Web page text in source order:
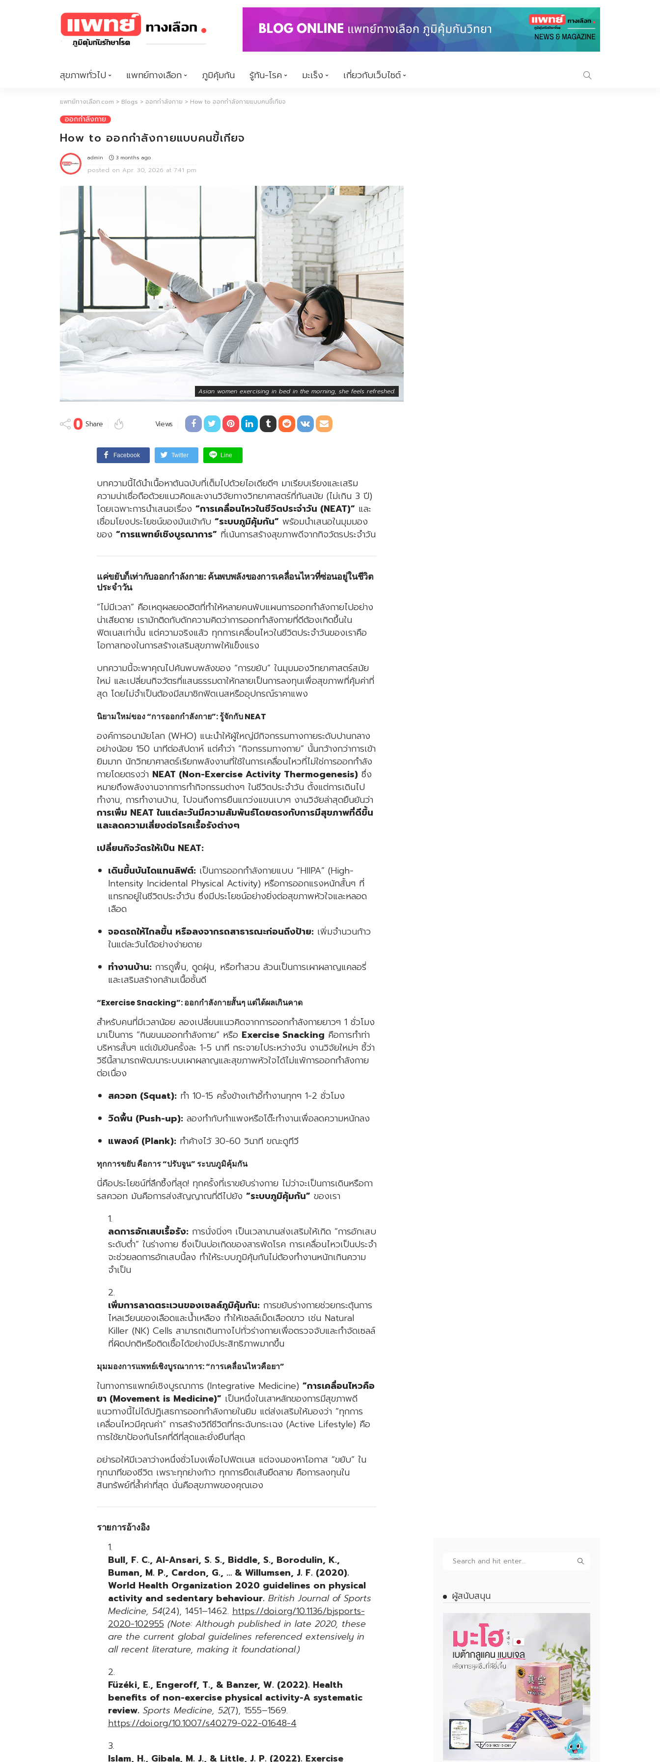
สุขภาพทั่วไป แพทย์ทางเลือก ภูมิคุ้มกัน รู้ทัน-โรค มะเร็ง เกี่ยวกับเว็บไซต์
แพทย์ทางเลือก.com > Blogs > ออกกำลังกาย > How to ออกกำลังกายแบบคนขี้เกียจ
ออกกำลังกาย
How to ออกกำลังกายแบบคนขี้เกียจ
admin 3 months ago
posted on Apr. 30, 2026 at 7:41 pm
Asian women exercising in bed in the morning, she feels refreshed.
0 Share Views
Facebook Twitter Line
บทความนี้ได้นำเนื้อหาต้นฉบับที่เต็มไปด้วยไอเดียดีๆ มาเรียบเรียงและเสริม
ความน่าเชื่อถือด้วยแนวคิดและงานวิจัยทางวิทยาศาสตร์ที่ทันสมัย (ไม่เกิน 3 ปี)
โดยเฉพาะการนำเสนอเรื่อง “การเคลื่อนไหวในชีวิตประจำวัน (NEAT)” และ
เชื่อมโยงประโยชน์ของมันเข้ากับ “ระบบภูมิคุ้มกัน” พร้อมนำเสนอในมุมมอง
ของ “การแพทย์เชิงบูรณาการ” ที่เน้นการสร้างสุขภาพดีจากกิจวัตรประจำวัน
แค่ขยับก็เท่ากับออกกำลังกาย: ค้นพบพลังของการเคลื่อนไหวที่ซ่อนอยู่ในชีวิต
ประจำวัน
“ไม่มีเวลา” คือเหตุผลยอดฮิตที่ทำให้หลายคนพับแผนการออกกำลังกายไปอย่าง
น่าเสียดาย เรามักติดกับดักความคิดว่าการออกกำลังกายที่ดีต้องเกิดขึ้นใน
ฟิตเนสเท่านั้น แต่ความจริงแล้ว ทุกการเคลื่อนไหวในชีวิตประจำวันของเราคือ
โอกาสทองในการสร้างเสริมสุขภาพให้แข็งแรง
บทความนี้จะพาคุณไปค้นพบพลังของ “การขยับ” ในมุมมองวิทยาศาสตร์สมัย
ใหม่ และเปลี่ยนกิจวัตรที่แสนธรรมดาให้กลายเป็นการลงทุนเพื่อสุขภาพที่คุ้มค่าที่
สุด โดยไม่จำเป็นต้องมีสมาชิกฟิตเนสหรืออุปกรณ์ราคาแพง
นิยามใหม่ของ “การออกกำลังกาย”: รู้จักกับ NEAT
องค์การอนามัยโลก (WHO) แนะนำให้ผู้ใหญ่มีกิจกรรมทางกายระดับปานกลาง
อย่างน้อย 150 นาทีต่อสัปดาห์ แต่คำว่า “กิจกรรมทางกาย” นั้นกว้างกว่าการเข้า
ยิมมาก นักวิทยาศาสตร์เรียกพลังงานที่ใช้ในการเคลื่อนไหวที่ไม่ใช่การออกกำลัง
กายโดยตรงว่า NEAT (Non-Exercise Activity Thermogenesis) ซึ่ง
หมายถึงพลังงานจากการทำกิจกรรมต่างๆ ในชีวิตประจำวัน ตั้งแต่การเดินไป
ทำงาน, การทำงานบ้าน, ไปจนถึงการยืนแกว่งแขนเบาๆ งานวิจัยล่าสุดยืนยันว่า
การเพิ่ม NEAT ในแต่ละวันมีความสัมพันธ์โดยตรงกับการมีสุขภาพที่ดีขึ้น
และลดความเสี่ยงต่อโรคเรื้อรังต่างๆ
เปลี่ยนกิจวัตรให้เป็น NEAT:
เดินขึ้นบันไดแทนลิฟต์:เป็นการออกกำลังกายแบบ “HIIPA” (High-
Intensity Incidental Physical Activity) หรือการออกแรงหนักสั้นๆ ที่
แทรกอยู่ในชีวิตประจำวัน ซึ่งมีประโยชน์อย่างยิ่งต่อสุขภาพหัวใจและหลอด
เลือด
จอดรถให้ไกลขึ้น หรือลงจากรถสาธารณะก่อนถึงป้าย:เพิ่มจำนวนก้าว
ในแต่ละวันได้อย่างง่ายดาย
ทำงานบ้าน:การถูพื้น, ดูดฝุ่น, หรือทำสวน ล้วนเป็นการเผาผลาญแคลอรี่
และเสริมสร้างกล้ามเนื้อชั้นดี
“Exercise Snacking”: ออกกำลังกายสั้นๆ แต่ได้ผลเกินคาด
สำหรับคนที่มีเวลาน้อย ลองเปลี่ยนแนวคิดจากการออกกำลังกายยาวๆ 1 ชั่วโมง
มาเป็นการ “กินขนมออกกำลังกาย” หรือ Exercise Snacking คือการทำท่า
บริหารสั้นๆ แต่เข้มข้นครั้งละ 1-5 นาที กระจายไประหว่างวัน งานวิจัยใหม่ๆ ชี้ว่า
วิธีนี้สามารถพัฒนาระบบเผาผลาญและสุขภาพหัวใจได้ไม่แพ้การออกกำลังกาย
ต่อเนื่อง
สควอท (Squat):ทำ 10-15 ครั้งข้างเก้าอี้ทำงานทุกๆ 1-2 ชั่วโมง
วิดพื้น (Push-up):ลองทำกับกำแพงหรือโต๊ะทำงานเพื่อลดความหนักลง
แพลงค์ (Plank):ทำค้างไว้ 30-60 วินาที ขณะดูทีวี
ทุกการขยับ คือการ “ปรับจูน” ระบบภูมิคุ้มกัน
นี่คือประโยชน์ที่ลึกซึ้งที่สุด! ทุกครั้งที่เราขยับร่างกาย ไม่ว่าจะเป็นการเดินหรือกา
รสควอท มันคือการส่งสัญญาณที่ดีไปยัง “ระบบภูมิคุ้มกัน” ของเรา
ลดการอักเสบเรื้อรัง:การนั่งนิ่งๆ เป็นเวลานานส่งเสริมให้เกิด “การอักเสบ
ระดับต่ำ” ในร่างกาย ซึ่งเป็นบ่อเกิดของสารพัดโรค การเคลื่อนไหวเป็นประจำ
จะช่วยลดการอักเสบนี้ลง ทำให้ระบบภูมิคุ้มกันไม่ต้องทำงานหนักเกินความ
จำเป็น
เพิ่มการลาดตระเวนของเซลล์ภูมิคุ้มกัน:การขยับร่างกายช่วยกระตุ้นการ
ไหลเวียนของเลือดและน้ำเหลือง ทำให้เซลล์เม็ดเลือดขาว เช่น Natural
Killer (NK) Cells สามารถเดินทางไปทั่วร่างกายเพื่อตรวจจับและกำจัดเซลล์
ที่ผิดปกติหรือติดเชื้อได้อย่างมีประสิทธิภาพมากขึ้น
มุมมองการแพทย์เชิงบูรณาการ: “การเคลื่อนไหวคือยา”
ในทางการแพทย์เชิงบูรณาการ (Integrative Medicine) “การเคลื่อนไหวคือ
ยา (Movement is Medicine)” เป็นหนึ่งในเสาหลักของการมีสุขภาพดี
แนวทางนี้ไม่ได้ปฏิเสธการออกกำลังกายในยิม แต่ส่งเสริมให้มองว่า “ทุกการ
เคลื่อนไหวมีคุณค่า” การสร้างวิถีชีวิตที่กระฉับกระเฉง (Active Lifestyle) คือ
การใช้ยาป้องกันโรคที่ดีที่สุดและยั่งยืนที่สุด
อย่ารอให้มีเวลาว่างหนึ่งชั่วโมงเพื่อไปฟิตเนส แต่จงมองหาโอกาส “ขยับ” ใน
ทุกนาทีของชีวิต เพราะทุกย่างก้าว ทุกการยืดเส้นยืดสาย คือการลงทุนใน
สินทรัพย์ที่ล้ำค่าที่สุด นั่นคือสุขภาพของคุณเอง
รายการอ้างอิง
Bull, F. C., Al-Ansari, S. S., Biddle, S., Borodulin, K.,
Buman, M. P., Cardon, G., … & Willumsen, J. F. (2020).
World Health Organization 2020 guidelines on physical
activity and sedentary behaviour. British Journal of Sports
Medicine, 54(24), 1451–1462.https://doi.org/10.1136/bjsports-
2020-102955 (Note: Although published in late 2020, these
are the current global guidelines referenced extensively in
all recent literature, making it foundational.)
Füzéki, E., Engeroff, T., & Banzer, W. (2022). Health
benefits of non-exercise physical activity-A systematic
review. Sports Medicine, 52(7), 1555–1569.
https://doi.org/10.1007/s40279-022-01648-4
Islam, H., Gibala, M. J., & Little, J. P. (2022). Exercise
ผู้สนับสนุน